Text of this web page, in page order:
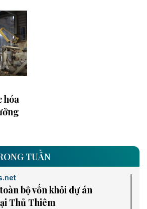
hóa
TUẦN
bộ vốn khỏi dự án
Thủ Thiêm